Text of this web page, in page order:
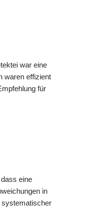
war eine
waren effizient
für
eine
in
systematischer